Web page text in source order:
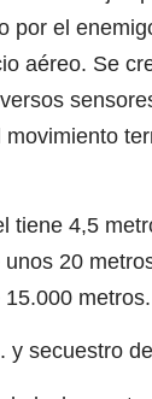
por el
aéreo. Se
tiene 4,5
20
metros.
y secuestro